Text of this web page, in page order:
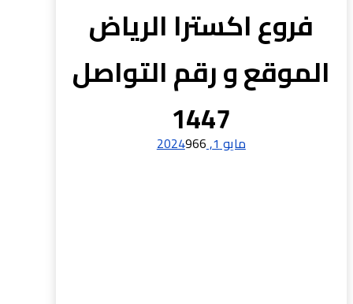
فروع اكسترا الرياض
الموقع و رقم التواصل
1447مايو 1, 2024 966